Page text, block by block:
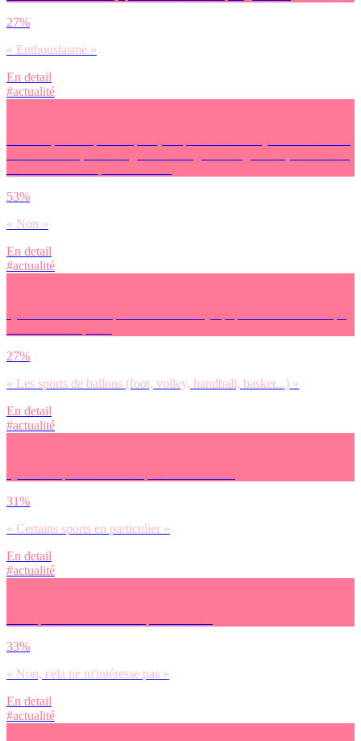
27%
« Enthousiasme »
En detail
#actualité
53%
« Non »
En detail
#actualité
27%
« Les sports de ballons (foot, volley, handball, basket...) »
En detail
#actualité
31%
« Certains sports en particulier »
En detail
#actualité
33%
« Non, cela ne m'intéresse pas »
En detail
#actualité